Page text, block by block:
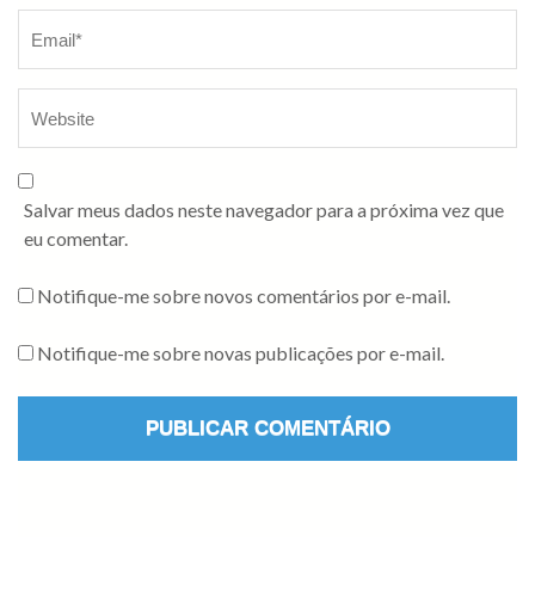
Salvar meus dados neste navegador para a próxima vez que
eu comentar.
Notifique-me sobre novos comentários por e-mail.
Notifique-me sobre novas publicações por e-mail.